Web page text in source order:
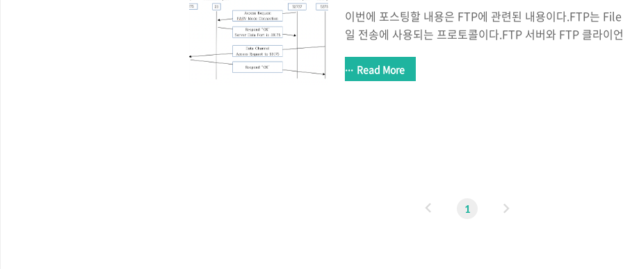
이번에 포스팅할 내용은 FTP에 관련된 내용이다.FTP는
일 전송에 사용되는 프로토콜이다.FTP 서버와 FTP 클라이
를 사용했다 ) 이러한 FTP에는 두 가지 통신 방식이 존재하
Read More
1
다